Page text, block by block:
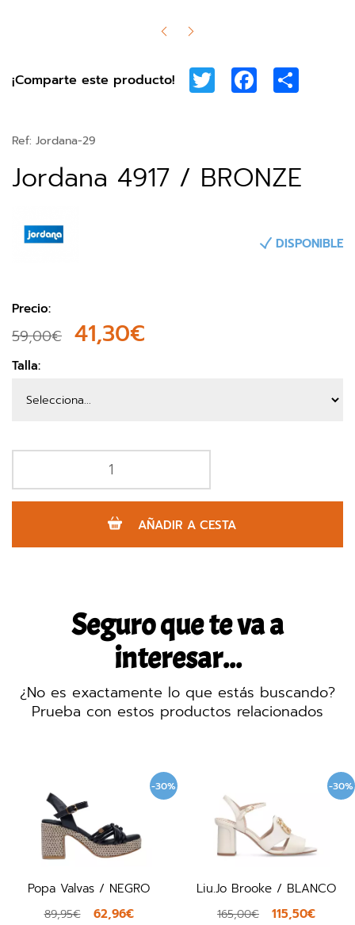
¡Comparte este producto! Twitter Facebook
Ref: Jordana-29
Jordana 4917 / BRONZE
DISPONIBLE
Precio:
59,00€ 41,30€
Talla:
AÑADIR A CESTA
Seguro que te va a
interesar...
¿No es exactamente lo que estás buscando?
Prueba con estos productos relacionados
-30%
Popa Valvas / NEGRO
89,95€ 62,96€
-30%
Liu.Jo Brooke / BLANCO
165,00€ 115,50€